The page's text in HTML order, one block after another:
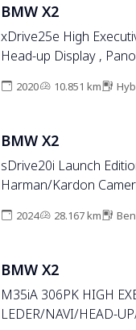
BMW X2
xDrive25e High
Head-up Display ,
2020 10.851 km
BMW X2
sDrive20i Launch
Harman/Kardon
2024 28.167 km
BMW X2
M35iA 306PK HIGH
LEDER/NAVI/HEAD-